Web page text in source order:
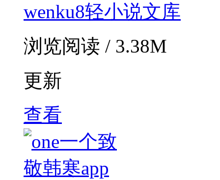
wenku8轻小说文库
浏览阅读 / 3.38M
更新
查看